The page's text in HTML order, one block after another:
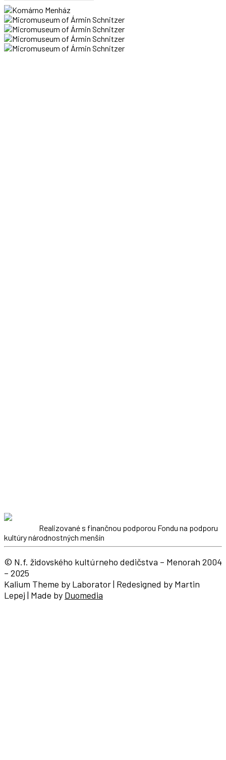
Realizované s finančnou podporou Fondu na podporu
kultúry národnostných menšín
© N.f. židovského kultúrneho dedičstva – Menorah 2004
– 2025
Kalium Theme by Laborator | Redesigned by Martin
Lepej | Made by Duomedia